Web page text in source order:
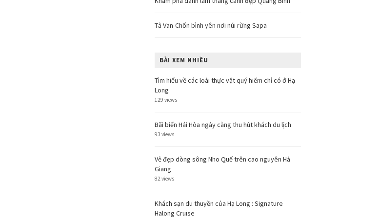
Tả Van-Chốn bình yên nơi núi rừng Sapa
BÀI XEM NHIỀU
Tìm hiểu về các loài thực vật quý hiếm chỉ có ở Hạ
Long
129 views
Bãi biển Hải Hòa ngày càng thu hút khách du lịch
93 views
Vẻ đẹp dòng sông Nho Quế trên cao nguyên Hà
Giang
82 views
Khách sạn du thuyền của Hạ Long : Signature
Halong Cruise